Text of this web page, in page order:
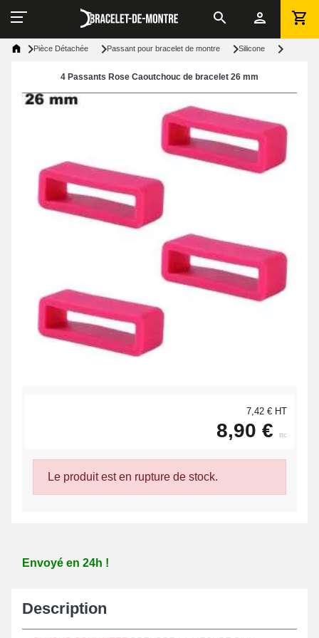
Pièce Détachée Passant pour bracelet de montre Silicone
4 Passants Rose Caoutchouc de bracelet 26 mm
7,42 € HT
8,90 € ttc
Le produit est en rupture de stock.
Envoyé en 24h !
Description